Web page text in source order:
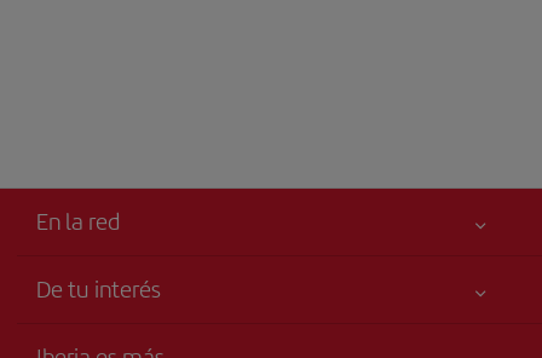
En la red
De tu interés